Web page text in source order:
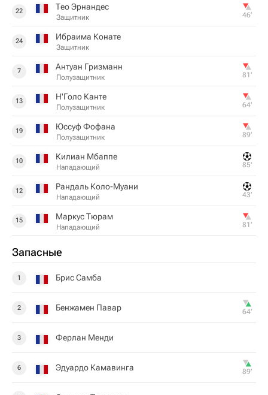
22 Тео Эрнандес
Защитник 46‎’‎
24 Ибраима Конате
Защитник
7 Антуан Гризманн
Полузащитник 81‎’‎
13 Н'Голо Канте
Полузащитник 64‎’‎
19 Юссуф Фофана
Полузащитник 89‎’‎
10 Килиан Мбаппе
Нападающий 85‎’‎
12 Рандаль Коло-Муани
Нападающий 43‎’‎
15 Маркус Тюрам
Нападающий 81‎’‎
Запасные
1 Брис Самба
2 Бенжамен Павар 64‎’‎
3 Ферлан Менди
6 Эдуардо Камавинга 89‎’‎